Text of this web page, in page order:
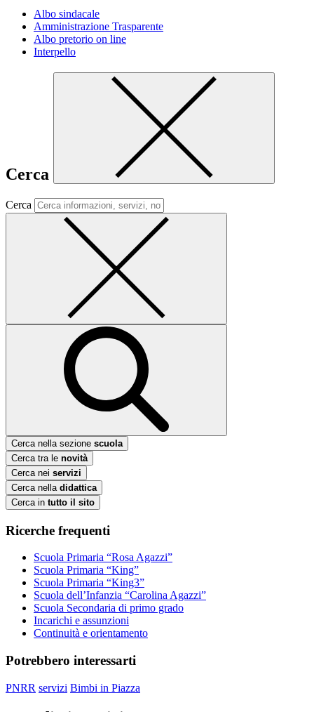
Albo sindacale
Amministrazione Trasparente
Albo pretorio on line
Interpello
Cerca
Cerca
Cerca nella sezione scuola
Cerca tra le novità
Cerca nei servizi
Cerca nella didattica
Cerca in tutto il sito
Ricerche frequenti
Scuola Primaria “Rosa Agazzi”
Scuola Primaria “King”
Scuola Primaria “King3”
Scuola dell’Infanzia “Carolina Agazzi”
Scuola Secondaria di primo grado
Incarichi e assunzioni
Continuità e orientamento
Potrebbero interessarti
PNRR servizi Bimbi in Piazza